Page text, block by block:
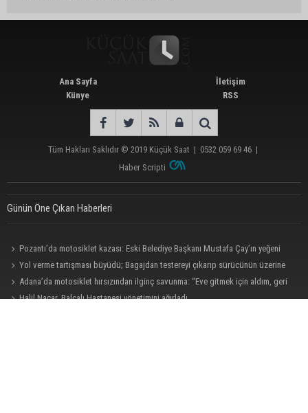
Ana Sayfa
Künye
İletişim
RSS
Tüm Hakları Saklıdır © 2019 Küçük Saat | 0532 059 69 46 |
Haber Scripti
Günün Öne Çıkan Haberleri
Pozantı’da motosiklet kazası: Eski Belediye Başkanı Mustafa Çay’ın yeğeni
hayatını kaybetti
Yol verme tartışması büyüdü; Bagajdan testereyi çıkarıp sürücünün üzerine
yürüdü
Adana’da motosiklet hırsızından ilginç savunma: “Eve gitmek için aldım, geri
verecektim”
Halil Nacar, Balcalı Hastanesi yönetimini ağırladı